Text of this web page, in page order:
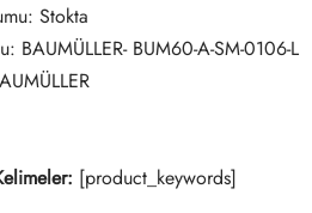
Stokta
BAUMÜLLER- BUM60-A-SM-0106-L
[product_keywords]